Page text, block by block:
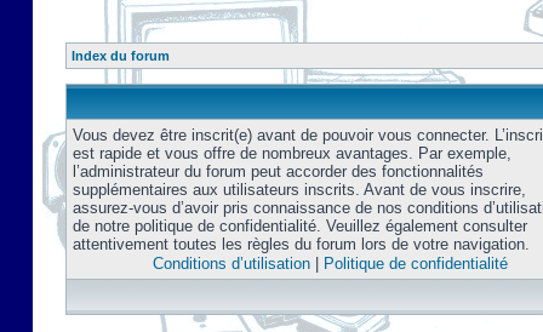
Index du forum
Vous devez être inscrit(e) avant de pouvoir vous connecter.
est rapide et vous offre de nombreux avantages. Par exemple,
l’administrateur du forum peut accorder des fonctionnalités
supplémentaires aux utilisateurs inscrits. Avant de vous inscrire,
assurez-vous d’avoir pris connaissance de nos conditions
de notre politique de confidentialité. Veuillez également consulter
attentivement toutes les règles du forum lors de votre navigation.
Conditions d’utilisation| Politique de confidentialité